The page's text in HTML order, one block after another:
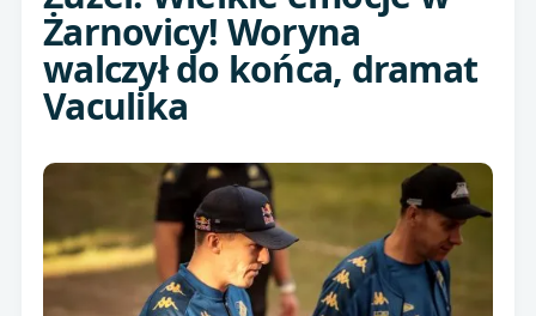
Żarnovicy! Woryna
walczył do końca, dramat
Vaculika